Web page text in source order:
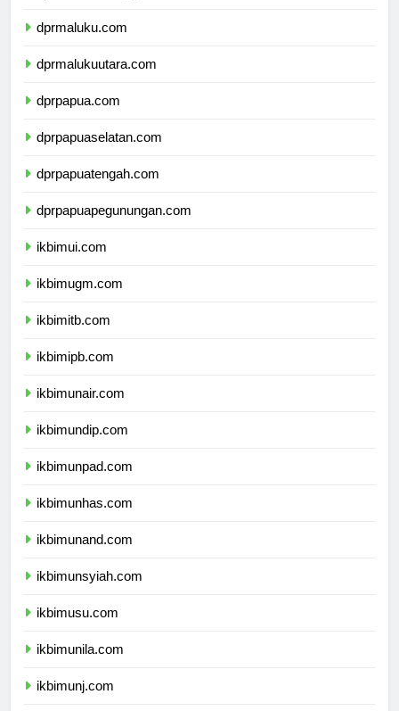
dprmaluku.com
dprmalukuutara.com
dprpapua.com
dprpapuaselatan.com
dprpapuatengah.com
dprpapuapegunungan.com
ikbimui.com
ikbimugm.com
ikbimitb.com
ikbimipb.com
ikbimunair.com
ikbimundip.com
ikbimunpad.com
ikbimunhas.com
ikbimunand.com
ikbimunsyiah.com
ikbimusu.com
ikbimunila.com
ikbimunj.com